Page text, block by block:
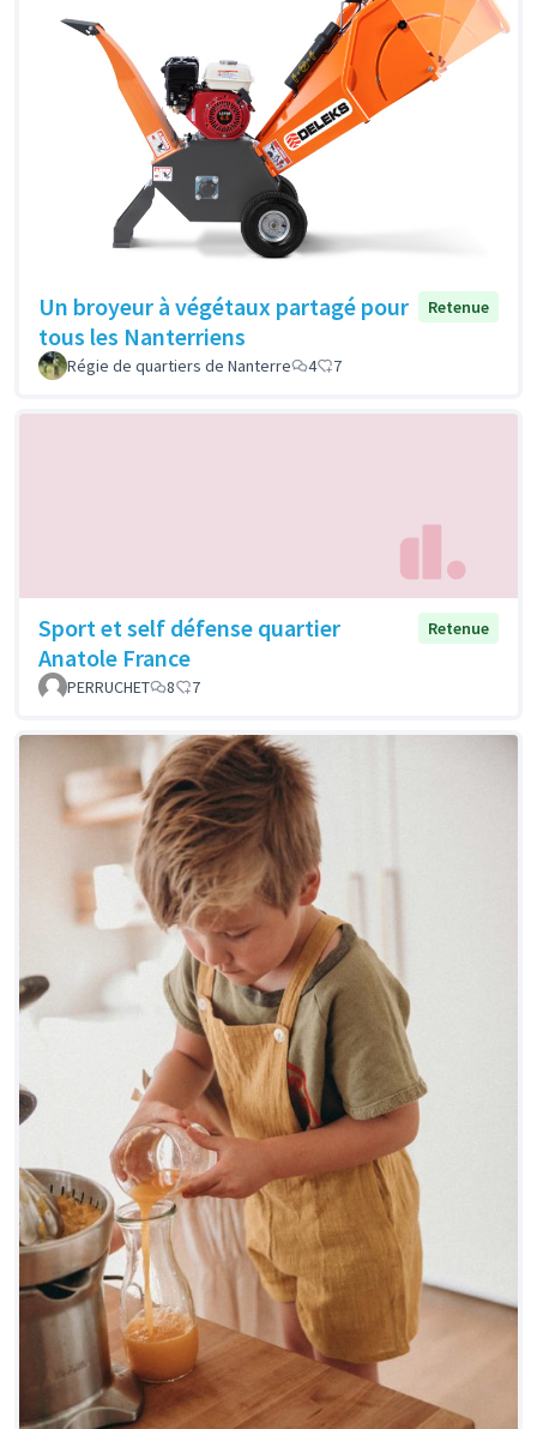
Un broyeur à végétaux partagé pour
tous les Nanterriens
Retenue
Régie de quartiers de Nanterre 4 7
Sport et self défense quartier
Anatole France
Retenue
PERRUCHET 8 7